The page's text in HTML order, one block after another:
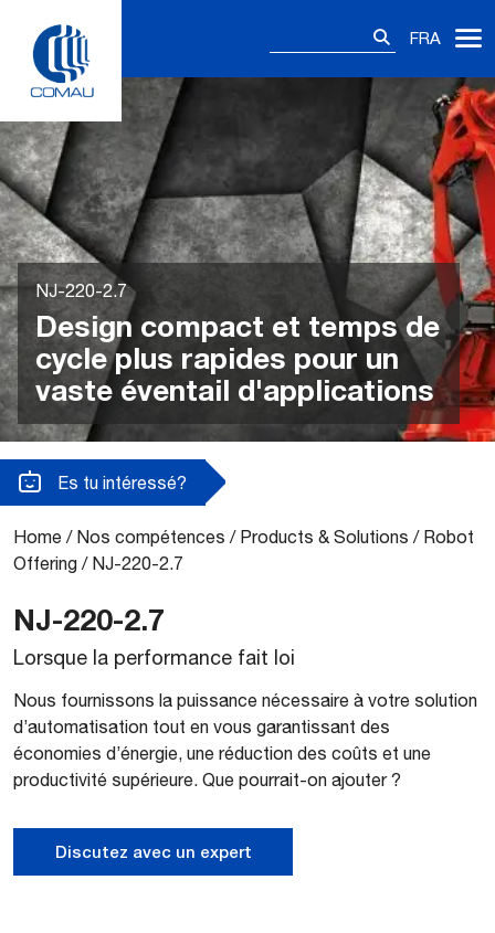
content
FRA
NJ-220-2.7
Design compact et temps de
cycle plus rapides pour un
vaste éventail d'applications
Es tu intéressé?
Home / Nos compétences / Products & Solutions / Robot
Offering / NJ-220-2.7
NJ-220-2.7
Lorsque la performance fait loi
Nous fournissons la puissance nécessaire à votre solution
d’automatisation tout en vous garantissant des
économies d’énergie, une réduction des coûts et une
productivité supérieure. Que pourrait-on ajouter ?
Discutez avec un expert